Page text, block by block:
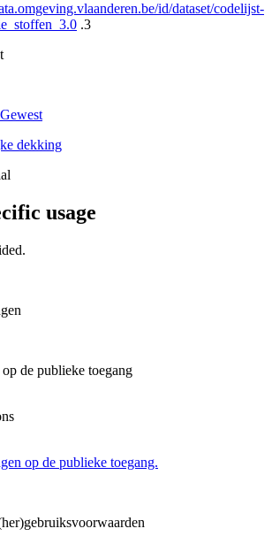
id/dataset/codelijst-
.3
dekking
usage
de publieke toegang
op de publieke toegang.